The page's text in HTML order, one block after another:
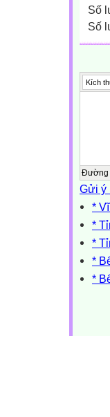
Số
Số
Kích
Đường
Gửi ý
*
*
*
*
*